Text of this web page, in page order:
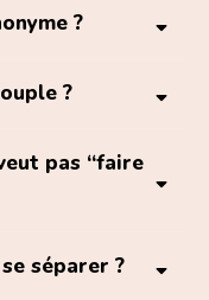
dans le
?
confidentiel
?
pas “faire
avancer
séparer ?